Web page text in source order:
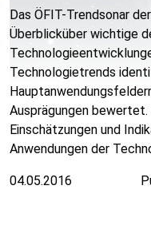
Das ÖFIT-Trendsonar
Überblicküber wichtige
Technologietrends
Ausprägungen
Einschätzungen und
Anwendungen der
04.05.2016